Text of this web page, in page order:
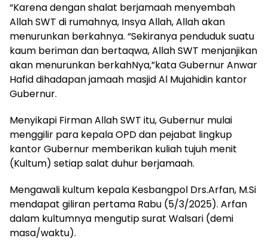
“Karena dengan shalat berjamaah menyembah
Allah SWT di rumahnya, Insya Allah, Allah akan
menurunkan berkahnya. “Sekiranya penduduk suatu
kaum beriman dan bertaqwa, Allah SWT menjanjikan
akan menurunkan berkahNya,”kata Gubernur Anwar
Hafid dihadapan jamaah masjid Al Mujahidin kantor
Gubernur.
Menyikapi Firman Allah SWT itu, Gubernur mulai
menggilir para kepala OPD dan pejabat lingkup
kantor Gubernur memberikan kuliah tujuh menit
(Kultum) setiap salat duhur berjamaah.
Mengawali kultum kepala Kesbangpol Drs.Arfan, M.Si
mendapat giliran pertama Rabu (5/3/2025). Arfan
dalam kultumnya mengutip surat Walsari (demi
masa/waktu).